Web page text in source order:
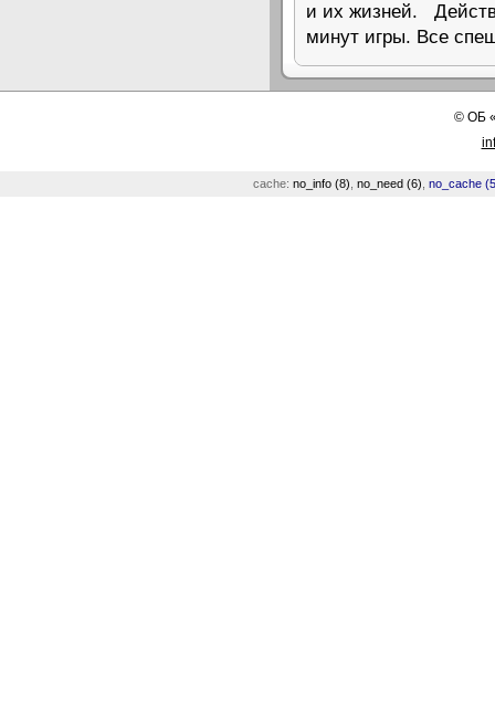
и их жизней.
минут игры. Все
©ОБ
cache: no_info (8) no_need (6) no_cache